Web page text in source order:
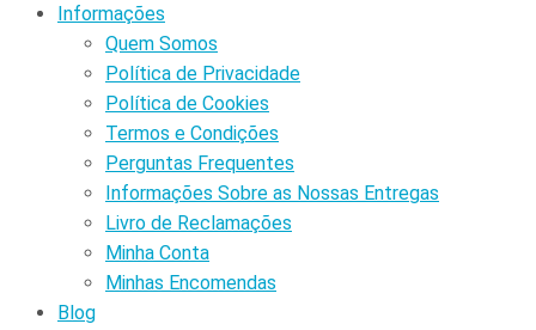
Informações
Quem Somos
Política de Privacidade
Política de Cookies
Termos e Condições
Perguntas Frequentes
Informações Sobre as Nossas Entregas
Livro de Reclamações
Minha Conta
Minhas Encomendas
Blog